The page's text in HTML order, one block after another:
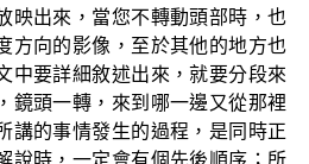
映出來，當您不轉動頭部時，也
方向的影像，至於其他的地方也
中要詳細敘述出來，就要分段來
鏡頭一轉，來到哪一邊又從那裡
講的事情發生的過程，是同時正
說時，一定會有個先後順序；所